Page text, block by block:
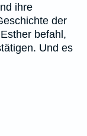
ihre
der
befahl,
Und es